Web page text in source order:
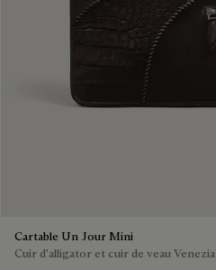
Cartable Un Jour Mini
Cuir d'alligator et cuir de veau Venezia